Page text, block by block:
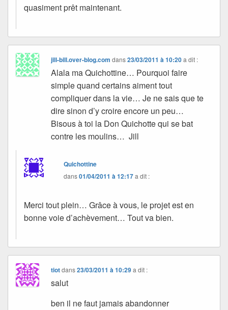
quasiment prêt maintenant.
jill-bill.over-blog.com dans23/03/2011 à 10:20 a dit :
Alala ma Quichottine… Pourquoi faire
simple quand certains aiment tout
compliquer dans la vie… Je ne sais que te
dire sinon d’y croire encore un peu…
Bisous à toi la Don Quichotte qui se bat
contre les moulins… Jill
Quichottine
dans01/04/2011 à 12:17a dit :
Merci tout plein… Grâce à vous, le projet est en
bonne voie d’achèvement… Tout va bien.
tiotdans23/03/2011 à 10:29 a dit :
salut
ben il ne faut jamais abandonner